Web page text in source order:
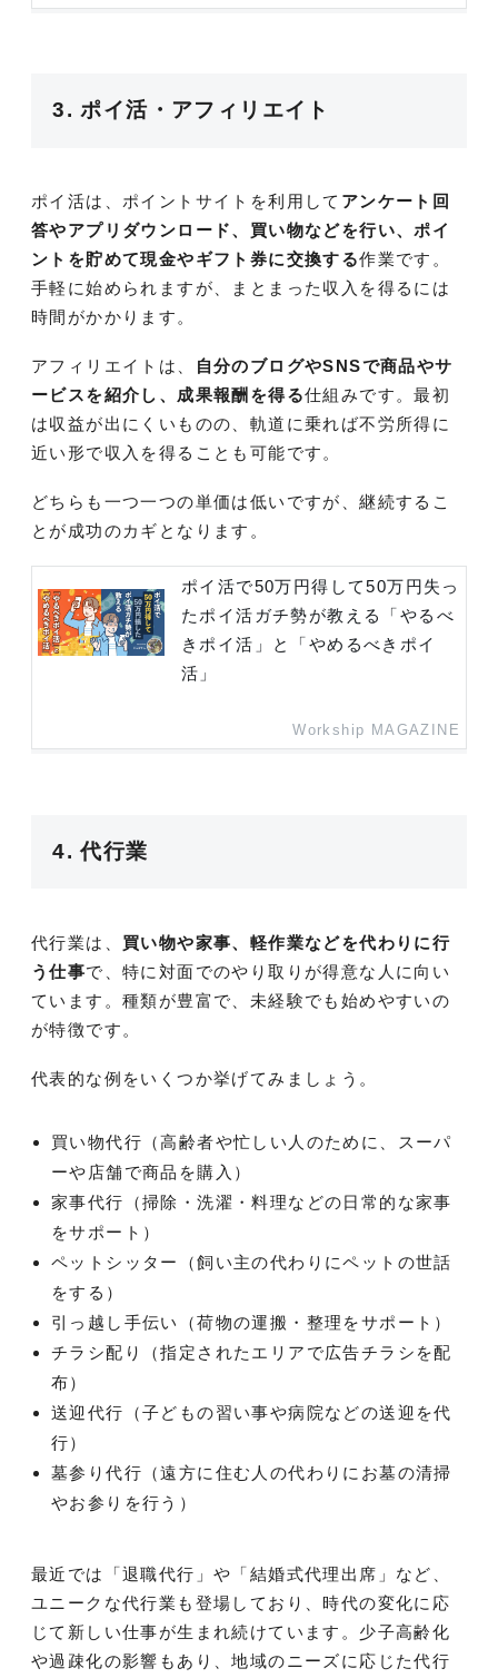
3. ポイ活・アフィリエイト
ポイ活は、ポイントサイトを利用して アンケート回
答やアプリダウンロード、買い物などを行い、ポイ
ントを貯めて現金やギフト券に交換する作業です。
手軽に始められますが、まとまった収入を得るには
時間がかかります。
アフィリエイトは、
自分のブログやSNSで商品やサ
ービスを紹介し、成果報酬を得る仕組みです。最初
は収益が出にくいものの、軌道に乗れば不労所得に
近い形で収入を得ることも可能です。
どちらも一つ一つの単価は低いですが、継続するこ
とが成功のカギとなります。
ポイ活で50万円得して50万円失っ
たポイ活ガチ勢が教える「やるべ
きポイ活」と「やめるべきポイ
活」
Workship MAGAZINE
4. 代行業
代行業は、 買い物や家事、軽作業などを代わりに行
う仕事で、特に対面でのやり取りが得意な人に向い
ています。種類が豊富で、未経験でも始めやすいの
が特徴です。
代表的な例をいくつか挙げてみましょう。
買い物代行（高齢者や忙しい人のために、スーパ
ーや店舗で商品を購入）
家事代行（掃除・洗濯・料理などの日常的な家事
をサポート）
ペットシッター（飼い主の代わりにペットの世話
をする）
引っ越し手伝い（荷物の運搬・整理をサポート）
チラシ配り（指定されたエリアで広告チラシを配
布）
送迎代行（子どもの習い事や病院などの送迎を代
行）
墓参り代行（遠方に住む人の代わりにお墓の清掃
やお参りを行う）
最近では「退職代行」や「結婚式代理出席」など、
ユニークな代行業も登場しており、時代の変化に応
じて新しい仕事が生まれ続けています。少子高齢化
や過疎化の影響もあり、地域のニーズに応じた代行